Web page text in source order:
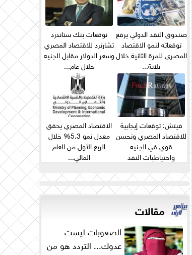
صندوق النقد الدولي يرفع
توقعاته لنمو الاقتصاد
المصري للمرة الثانية خلال
ثلاثة...
توقعات بنك ستاندرد
تشارترد للاقتصاد المصري
وسعر الدولار مقابل الجنيه
خلال عام...
فيتش: توقعات إيجابية
للاقتصاد المصري وتحسن
قوي في الجنيه
واحتياطيات النقد
الأجنبي...
الاقتصاد المصري يحقق
معدل نمو 5.3% خلال
الربع الأول من العام
المالي...
مقالات
الصعوبات ليست
عدوك... التردد هو من